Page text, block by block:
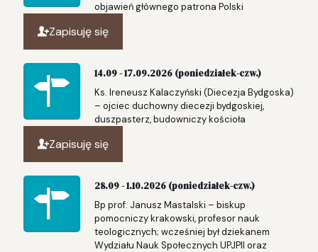
objawień głównego patrona Polski
Zapisuję się
14.09 - 17.09.2026 (poniedziałek-czw.)
Ks. Ireneusz Kalaczyński (Diecezja Bydgoska)
– ojciec duchowny diecezji bydgoskiej,
duszpasterz, budowniczy kościoła
Zapisuję się
28.09 - 1.10.2026 (poniedziałek-czw.)
Bp prof. Janusz Mastalski – biskup
pomocniczy krakowski, profesor nauk
teologicznych; wcześniej był dziekanem
Wydziału Nauk Społecznych UPJPII oraz